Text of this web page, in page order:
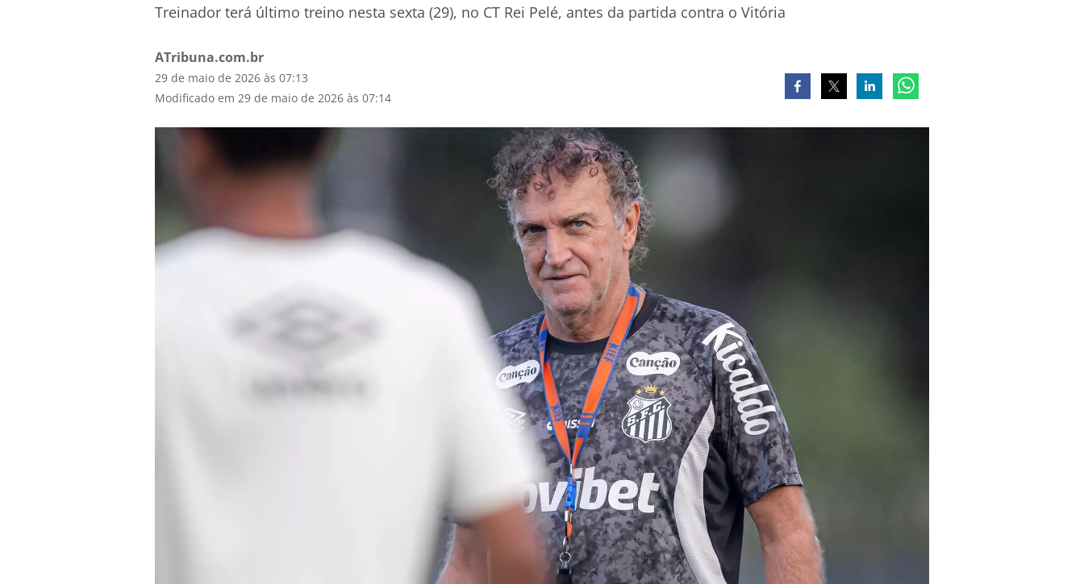
Treinador terá último treino nesta sexta (29), no CT Rei Pelé, antes da partida contra o Vitória
ATribuna.com.br
29 de maio de 2026 às 07:13
Modificado em 29 de maio de 2026 às 07:14